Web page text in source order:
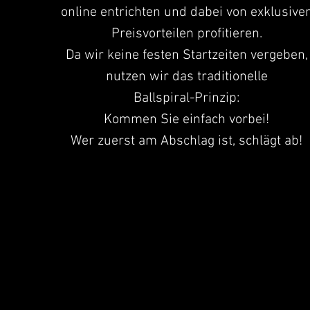
online entrichten und dabei von
Preisvorteilen profitieren.
Da wir keine festen Startzeiten vergeben,
nutzen wir das traditionelle
Ballspiral-Prinzip:
Kommen Sie einfach vorbei!
Wer zuerst am Abschlag ist, schlägt ab!